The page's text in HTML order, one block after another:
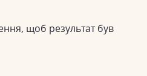
щоб результат був